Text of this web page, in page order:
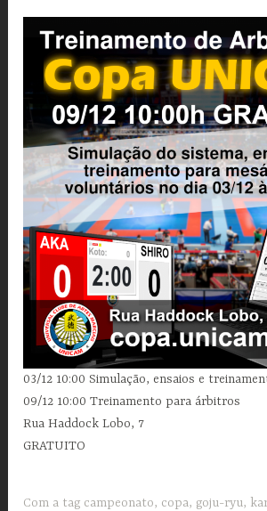
03/12 10:00 Simulação, ensaios e
09/12 10:00 Treinamento para árbitros
Rua Haddock Lobo, 7
GRATUITO
Com a tag campeonato, copa, goju-ryu,